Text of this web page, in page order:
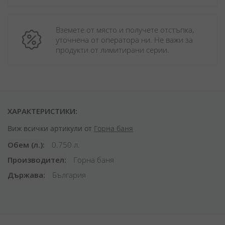
Вземете от място и получете отстъпка,
уточнена от оператора ни. Не важи за
продукти от лимитирани серии.
ХАРАКТЕРИСТИКИ:
Виж всички артикули от Горна баня
Обем (л.)
0.750 л.
Производител
Горна баня
Държава
България